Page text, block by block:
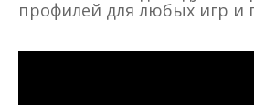
профилей для любых игр и